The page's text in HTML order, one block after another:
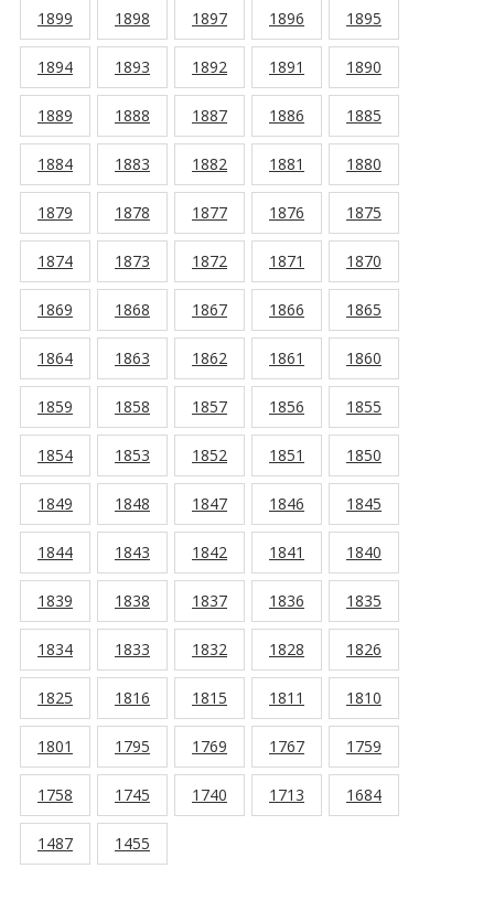
1899 1898 1897 1896 1895
1894 1893 1892 1891 1890
1889 1888 1887 1886 1885
1884 1883 1882 1881 1880
1879 1878 1877 1876 1875
1874 1873 1872 1871 1870
1869 1868 1867 1866 1865
1864 1863 1862 1861 1860
1859 1858 1857 1856 1855
1854 1853 1852 1851 1850
1849 1848 1847 1846 1845
1844 1843 1842 1841 1840
1839 1838 1837 1836 1835
1834 1833 1832 1828 1826
1825 1816 1815 1811 1810
1801 1795 1769 1767 1759
1758 1745 1740 1713 1684
1487 1455